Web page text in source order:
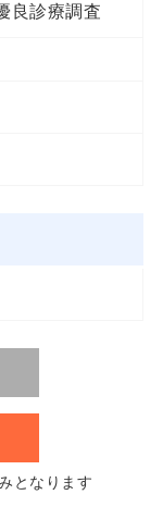
良診療調査
となります